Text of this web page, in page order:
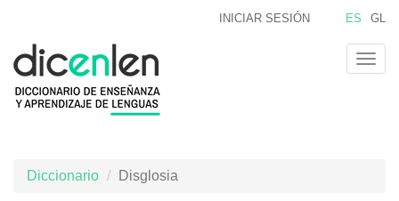
contenido
principal
ES GL
INICIAR SESIÓN
Diccionario Disglosia